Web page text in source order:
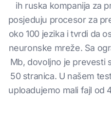
ih ruska kompanija za
posjeduju procesor za
oko 100 jezika i tvrdi da
neuronske mreže. Sa
Mb, dovoljno je prevesti
50 stranica. U našem
uploadujemo mali fajl od